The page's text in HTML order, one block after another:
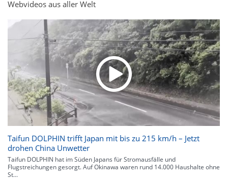
Webvideos aus aller Welt
Taifun DOLPHIN trifft Japan mit bis zu 215 km/h – Jetzt
drohen China Unwetter
Taifun DOLPHIN hat im Süden Japans für Stromausfälle und
Flugstreichungen gesorgt. Auf Okinawa waren rund 14.000 Haushalte ohne
St...